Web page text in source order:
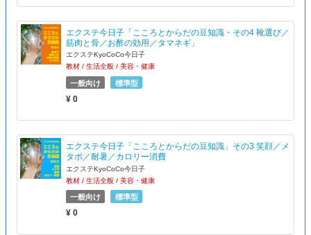
エクステ今日子「こころとからだの豆知識・その4 靴選び／
筋肉と骨／お酢の効用／タマネギ」
エクステKyoCoCo今日子
教材 / 生活全般 / 美容・健康
一般向け 標準型
¥ 0
エクステ今日子「こころとからだの豆知識」その3 笑顔／メ
タボ／耐暑／カロリー消費
エクステKyoCoCo今日子
教材 / 生活全般 / 美容・健康
一般向け 標準型
¥ 0